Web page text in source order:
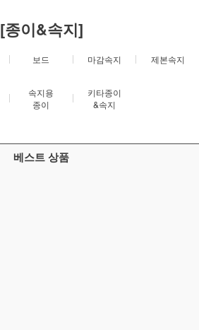
[종이&속지]
보드 마감속지 제본속지
속지용
종이
키타종이
&속지
베스트 상품